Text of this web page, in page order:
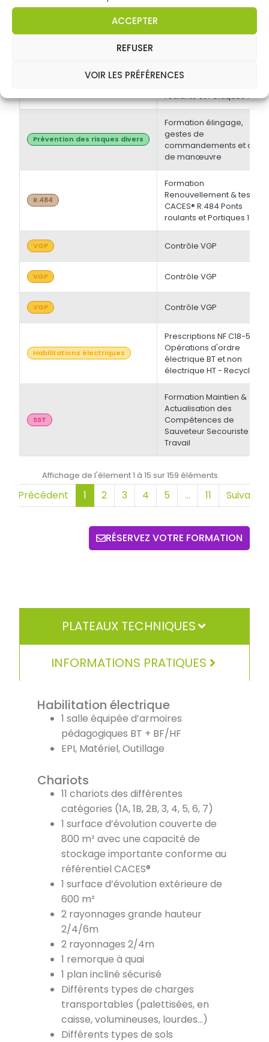
ACCEPTER
REFUSER
VOIR LES PRÉFÉRENCES
Manoeuvre -
Formation Initiale & tests
roulants et Portiques 1
Prévention des risques divers
Formation élingage,
gestes de
commandements et chef
de manœuvre
R.484
Formation
Renouvellement & tests
CACES® R.484 Ponts
roulants et Portiques 1
VGP Contrôle VGP
VGP Contrôle VGP
VGP Contrôle VGP
Habilitations électriques
Prescriptions NF C18-510 -
Opérations d'ordre
électrique BT et non
électrique HT - Recyclage
SST
Formation Maintien &
Actualisation des
Compétences de
Sauveteur Secouriste du
Travail
Affichage de l'élement 1 à 15 sur 159 éléments
Précédent 1 2 3 4 5 … 11 Suivant
RÉSERVEZ VOTRE FORMATION
PLATEAUX TECHNIQUES
INFORMATIONS PRATIQUES
Habilitation électrique
1 salle équipée d’armoires
pédagogiques BT + BF/HF
EPI, Matériel, Outillage
Chariots
11 chariots des différentes
catégories (1A, 1B, 2B, 3, 4, 5, 6, 7)
1 surface d’évolution couverte de
800 m² avec une capacité de
stockage importante conforme au
référentiel CACES®
1 surface d’évolution extérieure de
600 m²
2 rayonnages grande hauteur
2/4/6m
2 rayonnages 2/4m
1 remorque à quai
1 plan incliné sécurisé
Différents types de charges
transportables (palettisées, en
caisse, volumineuses, lourdes…)
Différents types de sols